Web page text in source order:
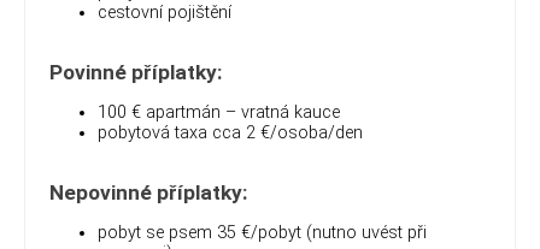
cestovní pojištění
Povinné příplatky:
100 € apartmán – vratná kauce
pobytová taxa cca 2 €/osoba/den
Nepovinné příplatky:
pobyt se psem 35 €/pobyt (nutno uvést při